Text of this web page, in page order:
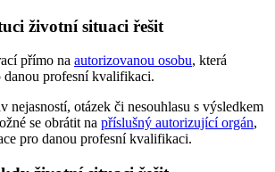
životní situaci řešit
přímo na autorizovanou osobu, která
danou profesní kvalifikaci.
nejasností, otázek či nesouhlasu s výsledkem
se obrátit na příslušný autorizující orgán,
pro danou profesní kvalifikaci.